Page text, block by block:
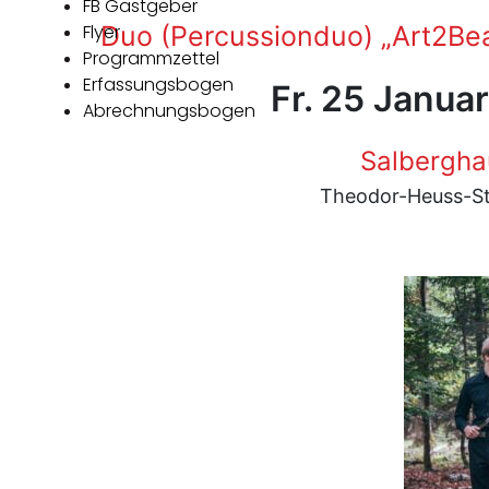
FB Gastgeber
Flyer
Programmzettel
Erfassungsbogen
Abrechnungsbogen
Duo (Percussionduo)
Fr. 25
Theodor-Heuss-